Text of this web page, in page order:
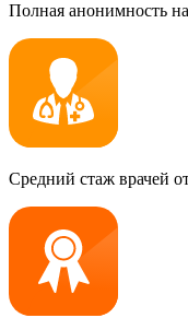
Полная анонимность
Средний стаж врачей